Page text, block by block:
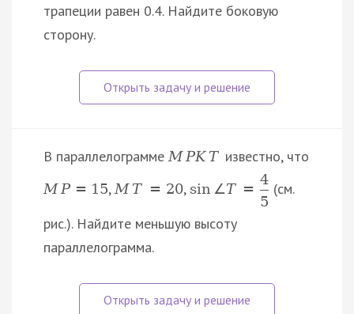
трапеции равен 0.4. Найдите боковую
сторону.
В параллелограмме M PK T известно, что
M P = 15, M T = 20, sin ∠T =
4
5
(см.
рис.). Найдите меньшую высоту
параллелограмма.